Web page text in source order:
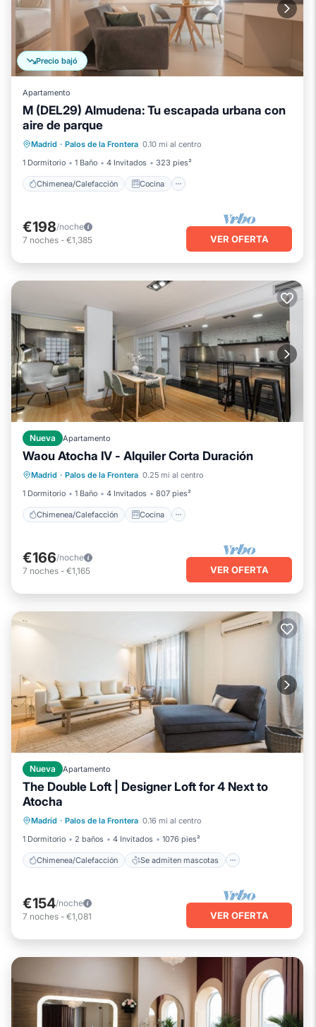
Precio bajó
Apartamento
M (DEL29) Almudena: Tu escapada urbana con
aire de parque
Madrid · Palos de la Frontera 0.10 mi al centro
1 Dormitorio
1 Baño 4 Invitados 323 pies²
Chimenea/Calefacción Cocina
Chimenea/Calefacción
Aparcamiento
Aire acondicionado
€198/noche
7 noches - €1,385 VER OFERTA
Nueva Apartamento
Waou Atocha IV - Alquiler Corta Duración
Madrid · Palos de la Frontera 0.25 mi al centro
1 Dormitorio
1 Baño 4 Invitados 807 pies²
Chimenea/Calefacción Cocina
Chimenea/Calefacción
Cocina
Aire acondicionado
Internet
€166/noche
7 noches - €1,165 VER OFERTA
Nueva Apartamento
The Double Loft | Designer Loft for 4 Next to
Atocha
Madrid · Palos de la Frontera 0.16 mi al centro
1 Dormitorio
2 baños 4 Invitados 1076 pies²
Chimenea/Calefacción Se admiten mascotas
Chimenea/Calefacción
Aire acondicionado
€154/noche
7 noches - €1,081 VER OFERTA